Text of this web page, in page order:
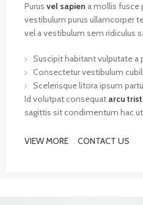
Purus vel sapien a mollis fusce
vestibulum purus ullamcorper
vel a vestibulum sem ridiculus
Suscipit habitant vulputate a
Consectetur vestibulum
Scelerisque litora ipsum
Id volutpat consequat arcu
sagittis sit condimentum hac
VIEW MORE CONTACT US